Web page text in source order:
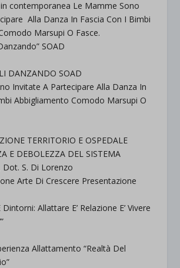
contemporanea Le Mamme Sono
Alla Danza In Fascia Con I Bimbi
Marsupi O Fasce.
SOAD
DANZANDO SOAD
Invitate A Partecipare Alla Danza In
Abbigliamento Comodo Marsupi O
TERRITORIO E OSPEDALE
E DEBOLEZZA DEL SISTEMA
S. Di Lorenzo
Arte Di Crescere Presentazione
Allattare E’ Relazione E’ Vivere
Allattamento “Realtà Del